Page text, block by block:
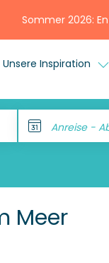
Sommer 2026:
Unsere Inspiration
Anreise -
Meer